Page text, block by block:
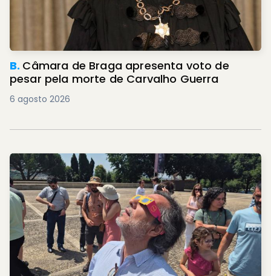
B. Câmara de Braga apresenta voto de
pesar pela morte de Carvalho Guerra
6 agosto 2026